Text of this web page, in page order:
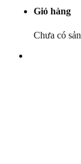
Giỏ hàng
Chưa có